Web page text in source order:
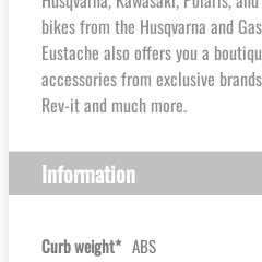
bikes from the Husqvarna and
Eustache also offers you a
accessories from exclusive
Rev-it and much more.
Information
Curb weight* ABS